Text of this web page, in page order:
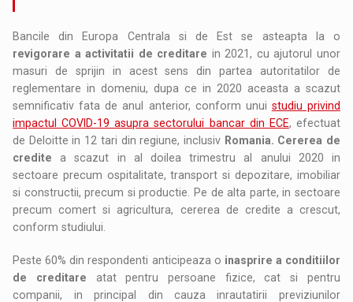
Bancile din Europa Centrala si de Est se asteapta la o
revigorare a activitatii de creditare in 2021, cu ajutorul unor
masuri de sprijin in acest sens din partea autoritatilor de
reglementare in domeniu, dupa ce in 2020 aceasta a scazut
semnificativ fata de anul anterior, conform unui studiu privind
impactul COVID-19 asupra sectorului bancar din ECE, efectuat
de Deloitte in 12 tari din regiune, inclusiv Romania. Cererea de
credite a scazut in al doilea trimestru al anului 2020 in
sectoare precum ospitalitate, transport si depozitare, imobiliar
si constructii, precum si productie. Pe de alta parte, in sectoare
precum comert si agricultura, cererea de credite a crescut,
conform studiului.
Peste 60% din respondenti anticipeaza o inasprire a conditiilor
de creditare atat pentru persoane fizice, cat si pentru
companii, in principal din cauza inrautatirii previziunilor